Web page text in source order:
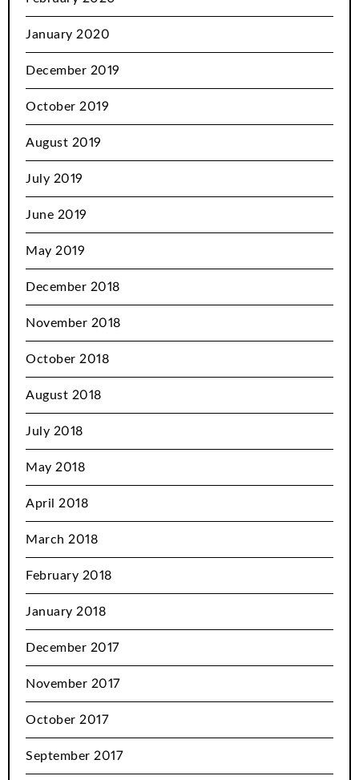
January 2020
December 2019
October 2019
August 2019
July 2019
June 2019
May 2019
December 2018
November 2018
October 2018
August 2018
July 2018
May 2018
April 2018
March 2018
February 2018
January 2018
December 2017
November 2017
October 2017
September 2017